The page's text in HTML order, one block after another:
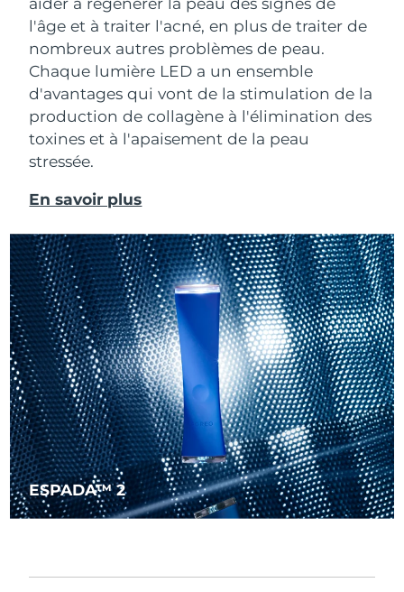
l'âge et à traiter l'acné, en plus de traiter de
nombreux autres problèmes de peau.
Chaque lumière LED a un ensemble
d'avantages qui vont de la stimulation de la
production de collagène à l'élimination des
toxines et à l'apaisement de la peau
stressée.
En savoir plus
ESPADA™ 2
Singapour Livraison estimée
Slovaquie Livraison estimée29/1/2026
Slovénie Livraison estimée29/1/2026
Afrique du Sud Livraison estimée
Suède Livraison estimée29/1/2026
Suisse Livraison estimée29/1/2026
Taïwan Livraison estimée3/2/2026
Thaïlande Livraison estimée2/2/2026
Turquie Livraison estimée30/1/2026
Émirats arabes unis Livraison estimée30/1/2026
Royaume-Uni Livraison estimée29/1/2026